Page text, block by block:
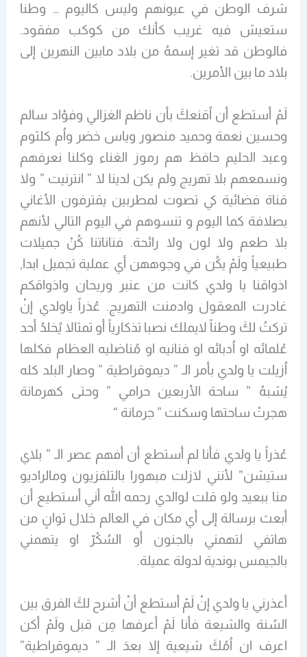
شرف الوطن في عيونهم وليس كاليوم … وطنا
ستعيش فيه غريب كأنك من كوكب مفقود.
فالوطن قد تغير إسمهُ من بلاد مابين النهرين إلى
بلاد ما بين الأمرين.
لَمْ أستطع أن اُقنعكَ بأن ناظم الغزالي وفؤاد سالم
وحسين نعمة وحميد منصور وياس خضر واُم كلثوم
وعبد الحليم حافظ هم رموز الغناء وكلنا نعرفهم
ونسمعهم بلا تهريج ولم يكن لدينا لا ” انترنيت ” ولا
قناة فضائية كي تصوت لمطربين يقترفون الأغاني
بصلافة كما اليوم و تنسوهم في اليوم التالي لأنهم
بلا طعم ولا لون ولا رائحة. فناناتنا كُنْ جميلات
طبيعياً ولَمْ يكُن في وجوههن أي عملية تجميل ابدا,
اذواقنا يا ولدي كانت من عنبر وريحان واذواقكم
غادرت المعقول وادمنت التهريج. عُذراً ياولدي إنْ
تركتُ لكَ وطناً لايملك نصبا تذكارياً أو تمثالا يُخلدُ أحد
عُلمائه او اُدبائه او فنانيه او مُناضليه العظام فكلها
اُزيلت يا ولدي بأمر الـ ” ديموقراطية ” وصار البلد كله
يُشبهُ ” ساحة الأربعين حرامي ” وحتى كهرمانة
هجرتْ ساحتها وسكنت ” جرمانة “
عُذراً يا ولدي فأنا لم أستطع أن أفهم عصر الـ ” بلاي
ستيشن” لأنني لازلت مبهورا بالتلفزيون ومالراديو
منا ببعيد ولو قلت لوالدي رحمه الله أني أستطيع أن
أبعث برسالة إلى أي مكان في العالم خلال ثوانٍ من
هاتفي لتهمني بالجنون أو السُكْرّ او يتهمني
بالجيمس بوندية لدولة عميلة.
أعذرني يا ولدي إنْ لَمْ أستطع أنْ أشرح لكَ الفرق بين
السُنة والشيعة فأنا لَمْ أعرفها مِن قبل ولَمْ أكن
اعرف ان اُمُكَ شيعية إلا بعدَ الـ ” ديموقراطية”